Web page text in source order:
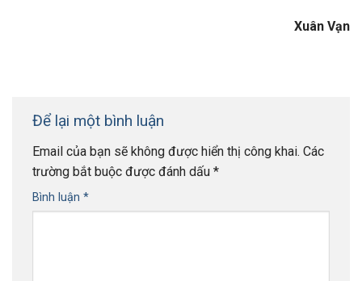
Xuân Vạn
Để lại một bình luận
Email của bạn sẽ không được hiển thị công khai. Các
trường bắt buộc được đánh dấu *
Bình luận *